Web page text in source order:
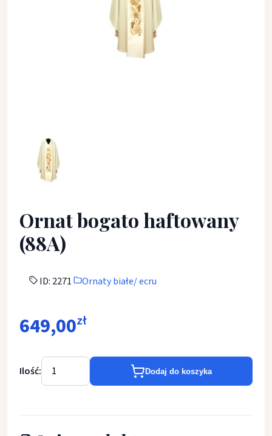
Ornat bogato haftowany
(88A)
ID: 2271 Ornaty białe/ ecru
649,00zł
Ilość: Dodaj do koszyka